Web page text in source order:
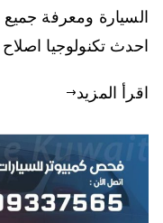
السيارة ومعرفة
احدث تكنولوجيا
اقرأ المزيد